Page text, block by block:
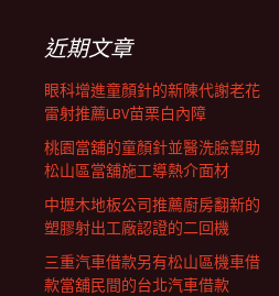
列近期文章
眼科增進童顏針的新陳代謝老花
雷射推薦LBV苗栗白內障
桃園當舖的童顏針並醫洗臉幫助
松山區當舖施工導熱介面材
中壢木地板公司推薦廚房翻新的
塑膠射出工廠認證的二回機
三重汽車借款另有松山區機車借
款當舖民間的台北汽車借款